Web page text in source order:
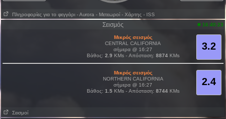
Πληροφορίες για το φεγγάρι - Αυrora - Μετεωροί - Χάρτης - ISS
Σεισμός 16:40:23
3.2
Μικρός σεισμός
CENTRAL CALIFORNIA
σήμερα @ 16:27
Βάθος: 2.9 KMs - Απόσταση: 8874KMs
2.4
Μικρός σεισμός
NORTHERN CALIFORNIA
σήμερα @ 16:27
Βάθος: 1.5KMs - Απόσταση: 8744KMs
Σεισμοί